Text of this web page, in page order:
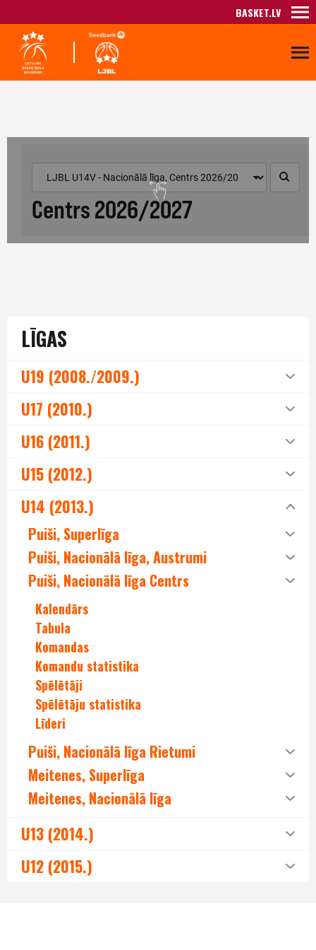
BASKET.LV
LĪGAS
U19 (2008./2009.)
U17 (2010.)
U16 (2011.)
U15 (2012.)
U14 (2013.)
Puiši, Superlīga
Puiši, Nacionālā līga, Austrumi
Puiši, Nacionālā līga Centrs
Kalendārs
Tabula
Komandas
Komandu statistika
Spēlētāji
Spēlētāju statistika
Līderi
Puiši, Nacionālā līga Rietumi
Meitenes, Superlīga
Meitenes, Nacionālā līga
U13 (2014.)
U12 (2015.)